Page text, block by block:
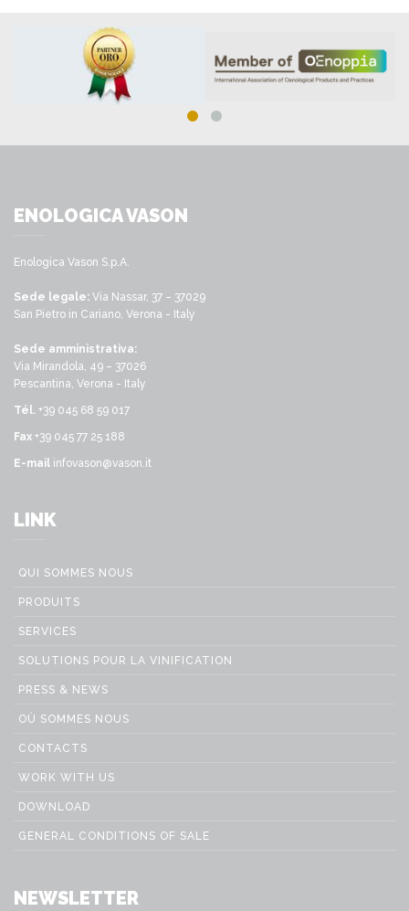
ENOLOGICA VASON
Enologica Vason S.p.A.
Sede legale: Via Nassar, 37 – 37029
San Pietro in Cariano, Verona - Italy
Sede amministrativa:
Via Mirandola, 49 – 37026
Pescantina, Verona - Italy
Tél. +39 045 68 59 017
Fax +39 045 77 25 188
E-mail infovason@vason.it
LINK
QUI SOMMES NOUS
PRODUITS
SERVICES
SOLUTIONS POUR LA VINIFICATION
PRESS & NEWS
OÙ SOMMES NOUS
CONTACTS
WORK WITH US
DOWNLOAD
GENERAL CONDITIONS OF SALE
NEWSLETTER